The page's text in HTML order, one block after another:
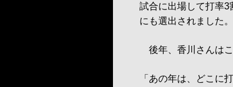
試合に出場して打率
にも選出されました。
後年、香川さんはこ
「あの年は、どこに